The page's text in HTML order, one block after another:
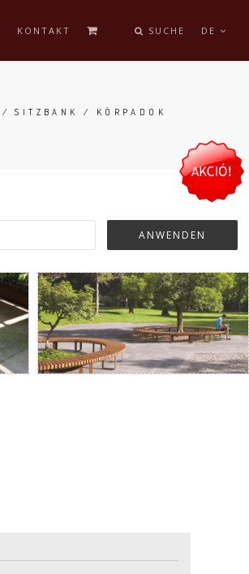
KONTAKT SUCHE DE
/SITZBANK / KÖRPADOK